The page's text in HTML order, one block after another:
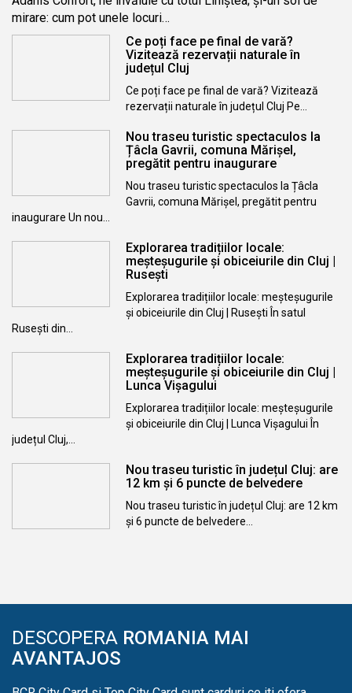
mirare: cum pot unele locuri…
Ce poți face pe final de vară?
Vizitează rezervații naturale în
județul Cluj
Ce poți face pe final de vară? Vizitează
rezervații naturale în județul Cluj Pe…
Nou traseu turistic spectaculos la
Țâcla Gavrii, comuna Mărișel,
pregătit pentru inaugurare
Nou traseu turistic spectaculos la Țâcla
Gavrii, comuna Mărișel, pregătit pentru
inaugurare Un nou…
Explorarea tradițiilor locale:
meșteșugurile și obiceiurile din Cluj |
Rusești
Explorarea tradițiilor locale: meșteșugurile
și obiceiurile din Cluj | Rusești În satul
Rusești din…
Explorarea tradițiilor locale:
meșteșugurile și obiceiurile din Cluj |
Lunca Vișagului
Explorarea tradițiilor locale: meșteșugurile
și obiceiurile din Cluj | Lunca Vișagului În
județul Cluj,…
Nou traseu turistic în județul Cluj: are
12 km și 6 puncte de belvedere
Nou traseu turistic în județul Cluj: are 12 km
și 6 puncte de belvedere…
DESCOPERA ROMANIA MAI
AVANTAJOS